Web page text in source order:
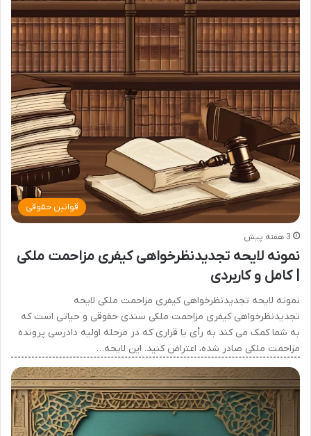
قوانین حقوقی
3 هفته پیش
نمونه لایحه تجدیدنظرخواهی کیفری مزاحمت ملکی
| کامل و کاربردی
نمونه لایحه تجدیدنظرخواهی کیفری مزاحمت ملکی لایحه
تجدیدنظرخواهی کیفری مزاحمت ملکی سندی حقوقی و حیاتی است که
به شما کمک می کند به رأی یا قراری که در مرحله اولیه دادرسی پرونده
مزاحمت ملکی صادر شده، اعتراض کنید. این لایحه…